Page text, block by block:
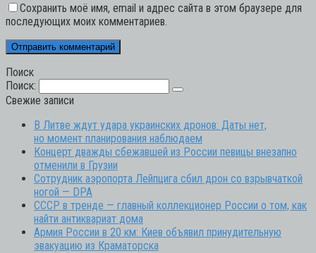
Сохранить моё имя, email и адрес сайта в этом браузере для
последующих моих комментариев.
Поиск
Поиск:
Свежие записи
В Литве ждут удара украинских дронов: Даты нет,
но момент планирования наблюдаем
Концерт дважды сбежавшей из России певицы внезапно
отменили в Грузии
Сотрудник аэропорта Лейпцига сбил дрон со взрывчаткой
ногой — DPA
СССР в тренде — главный коллекционер России о том, как
найти антиквариат дома
Армия России в 20 км: Киев объявил принудительную
эвакуацию из Краматорска